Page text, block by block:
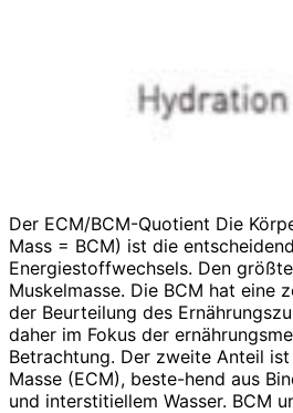
Der ECM/BCM-Quotient Die
Mass = BCM) ist die
Energiestoffwechsels. Den
Muskelmasse. Die BCM hat eine
der Beurteilung des
daher im Fokus der
Betrachtung. Der zweite Anteil
Masse (ECM), beste-hend aus
und interstitiellem Wasser. BCM